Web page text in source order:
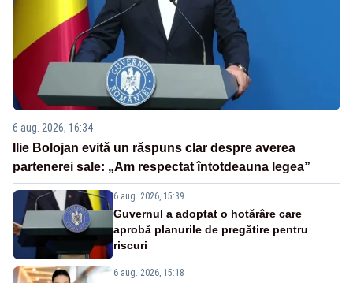
6 aug. 2026, 16:34
Ilie Bolojan evită un răspuns clar despre averea
partenerei sale: „Am respectat întotdeauna legea”
6 aug. 2026, 15:39
Guvernul a adoptat o hotărâre care
aprobă planurile de pregătire pentru
riscuri
6 aug. 2026, 15:18